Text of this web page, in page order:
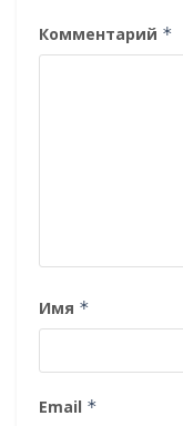
Комментарий *
Имя *
Email *